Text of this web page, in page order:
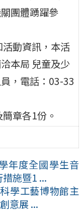
團體踴躍參
動資訊，本活
本局 兒童及少
，電話：03-33
章各1份。
年度全國學生音
施暨1 ...
學工藝博物館主
意展 ...